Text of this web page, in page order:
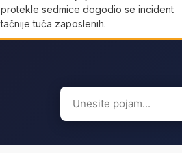
protekle sedmice dogodio se incident
tačnije tuča zaposlenih.
Search
for: